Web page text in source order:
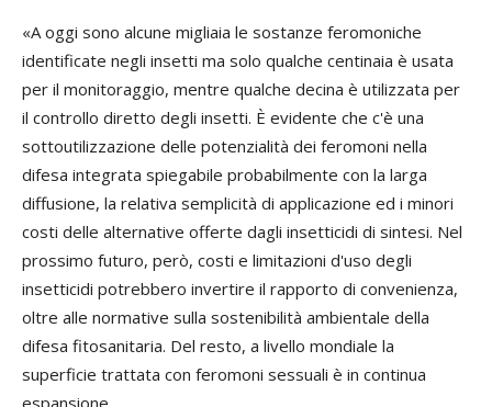
«A oggi sono alcune migliaia le sostanze feromoniche
identificate negli insetti ma solo qualche centinaia è usata
per il monitoraggio, mentre qualche decina è utilizzata per
il controllo diretto degli insetti. È evidente che c'è una
sottoutilizzazione delle potenzialità dei feromoni nella
difesa integrata spiegabile probabilmente con la larga
diffusione, la relativa semplicità di applicazione ed i minori
costi delle alternative offerte dagli insetticidi di sintesi. Nel
prossimo futuro, però, costi e limitazioni d'uso degli
insetticidi potrebbero invertire il rapporto di convenienza,
oltre alle normative sulla sostenibilità ambientale della
difesa fitosanitaria. Del resto, a livello mondiale la
superficie trattata con feromoni sessuali è in continua